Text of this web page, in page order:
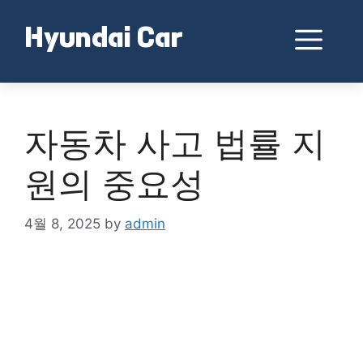
contentHyundai Car
자동차 사고 법률 지
원의 중요성
4월 8, 2025 by admin